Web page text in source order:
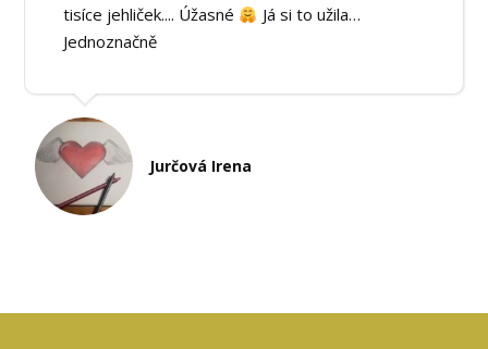
tisíce jehliček.... Úžasné
Já si to užila…
Jednoznačně
Jurčová Irena